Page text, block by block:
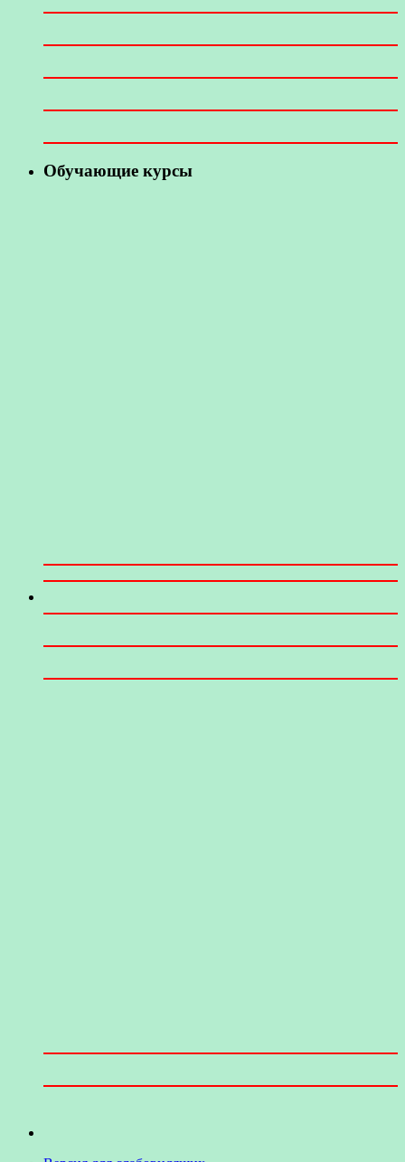
Обучающие курсы